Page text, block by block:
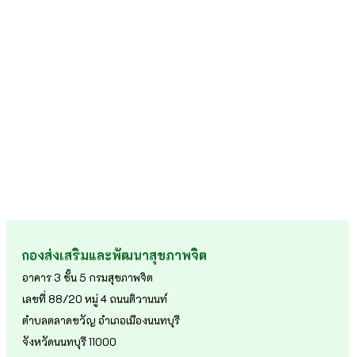
กองส่งเสริมและพัฒนาสุขภาพจิต
อาคาร 3 ชั้น 5 กรมสุขภาพจิต
เลขที่ 88/20 หมู่ 4 ถนนติวานนท์
ตำบลตลาดขวัญ อำเภอเมืองนนทบุรี
จังหวัดนนทบุรี 11000